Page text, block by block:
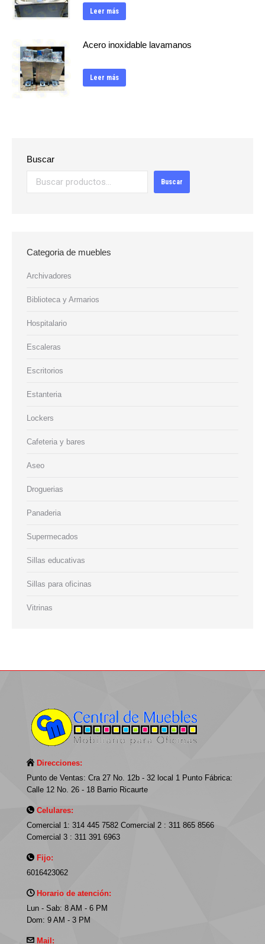
Leer más
Acero inoxidable lavamanos
Leer más
Buscar
Buscar
Categoria de muebles
Archivadores
Biblioteca y Armarios
Hospitalario
Escaleras
Escritorios
Estanteria
Lockers
Cafeteria y bares
Aseo
Droguerias
Panaderia
Supermecados
Sillas educativas
Sillas para oficinas
Vitrinas
Direcciones:
Punto de Ventas: Cra 27 No. 12b - 32 local 1 Punto Fábrica:
Calle 12 No. 26 - 18 Barrio Ricaurte
Celulares:
Comercial 1: 314 445 7582 Comercial 2 : 311 865 8566
Comercial 3 : 311 391 6963
Fijo:
6016423062
Horario de atención:
Lun - Sab: 8 AM - 6 PM
Dom: 9 AM - 3 PM
Mail: